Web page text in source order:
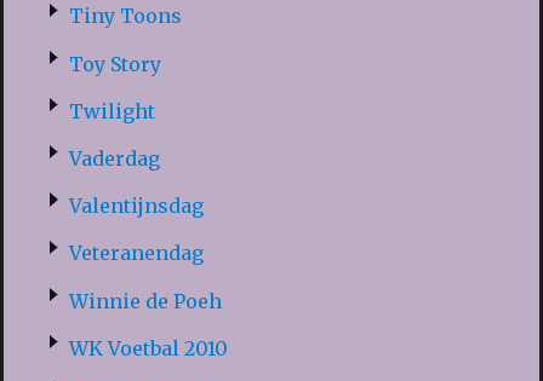
Tiny Toons
Toy Story
Twilight
Vaderdag
Valentijnsdag
Veteranendag
Winnie de Poeh
WK Voetbal 2010